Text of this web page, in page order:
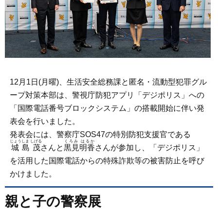
12月1日(月曜)、生活安全総務課と匿名・流動型犯罪グル
ープ対策本部は、警視庁防犯アプリ「デジポリス」への
「国際電話番号ブロックシステム」の搭載開始に伴い発
表会を行いました。
発表会には、警察庁SOS47の特別防犯支援官である
城島茂
じょうしま しげる
さんと黒見明香
くろみ はるか
さんが参加し、「デジポリス」
を活用した国際電話からの特殊詐欺等の被害防止を呼び
かけました。
親と子の警察展